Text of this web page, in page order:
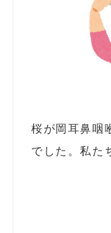
桜が岡耳鼻咽
でした。私た